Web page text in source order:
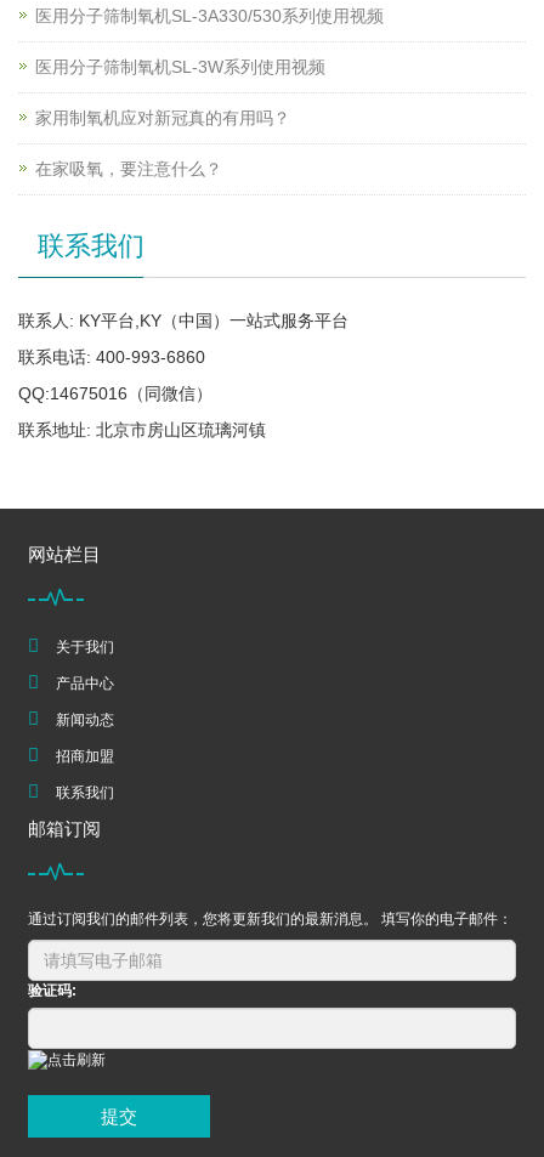
医用分子筛制氧机SL-3A330/530系列使用视频
医用分子筛制氧机SL-3W系列使用视频
家用制氧机应对新冠真的有用吗？
在家吸氧，要注意什么？
联系我们
联系人: KY平台,KY（中国）一站式服务平台
联系电话: 400-993-6860
QQ:14675016（同微信）
联系地址: 北京市房山区琉璃河镇
网站栏目
关于我们
产品中心
新闻动态
招商加盟
联系我们
邮箱订阅
通过订阅我们的邮件列表，您将更新我们的最新消息。 填写你的电子邮件：
验证码:
提交